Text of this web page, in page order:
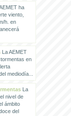
ha
viento,
h. en
La AEMET
en
mediodía...
La
nivel de
ámbito
del